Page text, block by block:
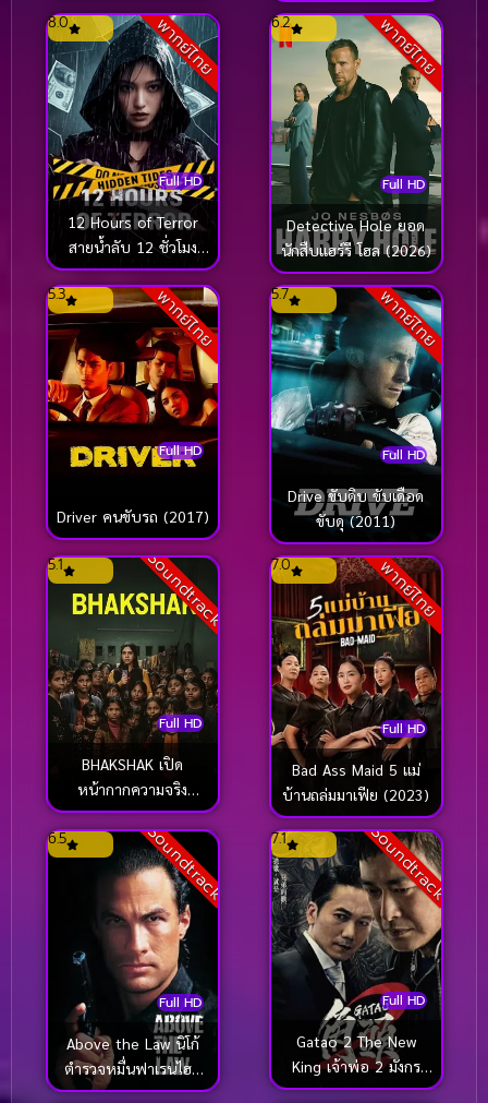
บัลเลรินา แค้นกว่านรก
(2025)พากย์ไทย
Full HD
8.0
12 Hours of Terror
สายน้ำลับ 12 ชั่วโมง
หลอน (2025)
พากย์ไทย
Full HD
6.2
Detective Hole ยอด
นักสืบแฮร์รี โฮล (2026)
พากย์ไทย
Full HD
5.3
Driver คนขับรถ (2017)
พากย์ไทย
Full HD
5.7
Drive ขับดิบ ขับเดือด
ขับดุ (2011)
Soundtrack
Full HD
5.1
BHAKSHAK เปิด
หน้ากากความจริง
(2024)
พากย์ไทย
Full HD
7.0
Bad Ass Maid 5 แม่
บ้านถล่มมาเฟีย (2023)
Soundtrack
Full HD
6.5
Above the Law นิโก้
ตำรวจหมื่นฟาเรนไฮต์
(1988)
Soundtrack
Full HD
7.1
Gatao 2 The New
King เจ้าพ่อ 2 มังกร
ผงาด (2018)